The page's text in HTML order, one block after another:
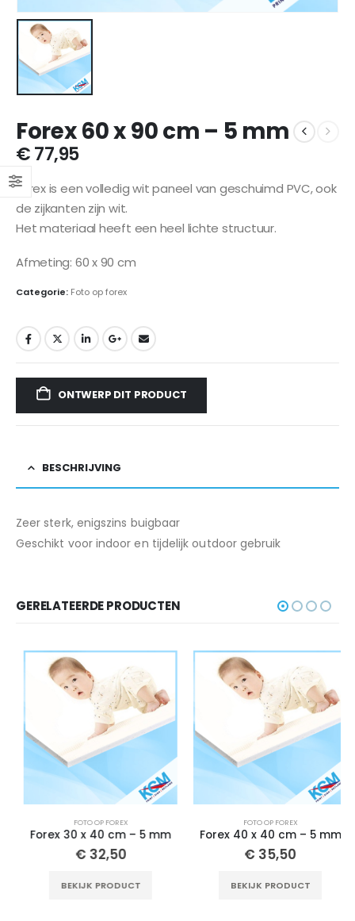
Forex 60 x 90 cm – 5 mm
€77,95
Forex is een volledig wit paneel van geschuimd PVC, ook
de zijkanten zijn wit.
Het materiaal heeft een heel lichte structuur.
Afmeting: 60 x 90 cm
Categorie: Foto op forex
ONTWERP DIT PRODUCT
BESCHRIJVING
Zeer sterk, enigszins buigbaar
Geschikt voor indoor en tijdelijk outdoor gebruik
GERELATEERDE PRODUCTEN
FOTO OP FOREX
Forex 30 x 40 cm – 5 mm
€32,50
BEKIJK PRODUCT
FOTO OP FOREX
Forex 40 x 40 cm – 5 mm
€35,50
BEKIJK PRODUCT